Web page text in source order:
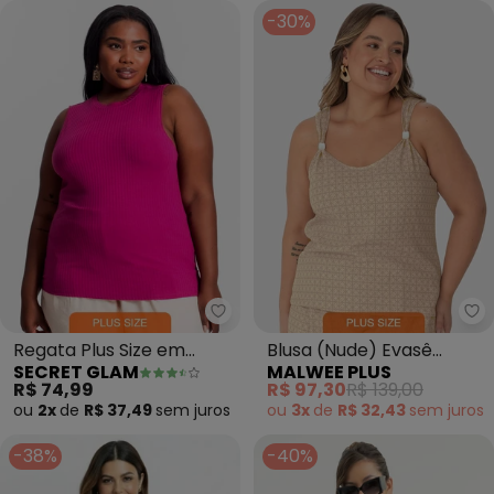
Secret Glam - Regata Plus
Regata Plus Size em
Ribana Canelada (Roxo)
SECRET GLAM
R$ 74,99
ou 2x de R$ 37,49 sem juros
-30%
Blusa (Nude) Evasê
Arabesco com Pingente
MALWEE PLUS
R$ 97,30R$ 139,00
ou 3x de R$ 32,43 sem juros
-38% -40%